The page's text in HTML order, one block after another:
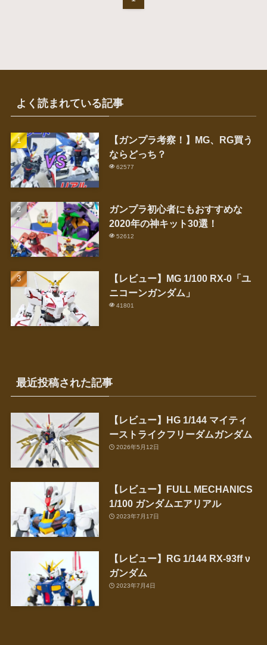
よく読まれている記事
【ガンプラ考察！】MG、RG買う
ならどっち？
62577
ガンプラ初心者にもおすすめな
2020年の神キット30選！
52612
【レビュー】MG 1/100 RX-0「ユ
ニコーンガンダム」
41801
最近投稿された記事
【レビュー】HG 1/144 マイティ
ーストライクフリーダムガンダム
2026年5月12日
【レビュー】FULL MECHANICS
1/100 ガンダムエアリアル
2023年7月17日
【レビュー】RG 1/144 RX-93ff ν
ガンダム
2023年7月4日